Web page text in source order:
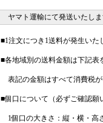
ヤマト運輸にて発送いたし
■1注文につき1送料が発生いた
■各地域別の送料金額は下記表
表記の金額はすべて消費税
■個口について（必ずご確認願
1個口の大きさ：縦・横・高